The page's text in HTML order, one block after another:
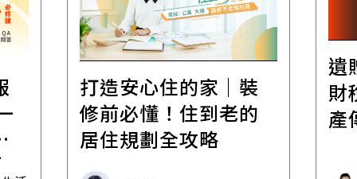
打造安心住的家｜裝
修前必懂！住到老的
居住規劃全攻略
遺
財
產